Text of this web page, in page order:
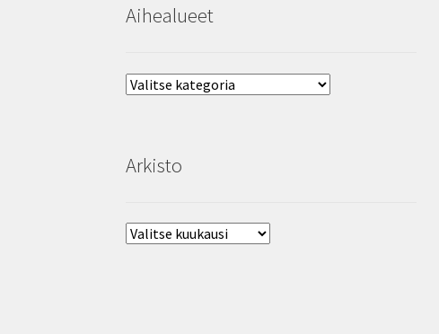
Aihealueet
Aihealueet
Arkisto
Arkisto